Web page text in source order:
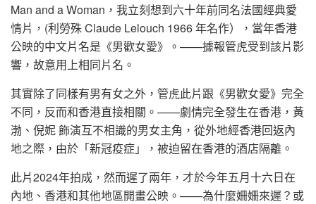
Man and a Woman，我立刻想到六十年前同名法國經典愛
情片，(利勞殊 Claude Lelouch 1966 年名作），當年香港
公映的中文片名是《男歡女愛》。——據報管虎受到該片影
響，故意用上相同片名。
其實除了同樣有男有女之外，管虎此片跟《男歡女愛》完全
不同，反而和香港直接相關。——劇情完全發生在香港，黃
渤、倪妮 飾演互不相識的男女主角，從外地經香港回返內
地之際，由於「新冠疫症」，被迫留在香港的酒店隔離。
此片2024年拍成，然而遲了兩年，才於今年五月十六日在
內地、香港和其他地區開畫公映。——為什麼姍姍來遲？或